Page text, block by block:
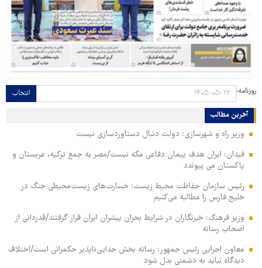
روزنامه: انتخاب
آخرین مطالب
وزیر راه و شهرسازی: دولت دنبال دستاوردسازی نیست
فیدان: ایران هدف پیمان دفاعی مکه نیست/مصر به جمع ترکیه، عربستان و
پاکستان می پیوندد
رئیس سازمان حفاظت محیط زیست: خسارت‌های زیست‌محیطی جنگ در
خلیج فارس را مطالبه‌ می‌کنیم
وزیر فرهنگ: خبرنگاران در شرایط بحران پیشران ایران قرار گرفتند/قدردانی از
اصحاب رسانه
معاون اجرایی رئیس جمهور: رسانه بخش جدایی‌ناپذیر حکمرانی است/اختلاف
دیدگاه نباید به دشمنی بدل شود